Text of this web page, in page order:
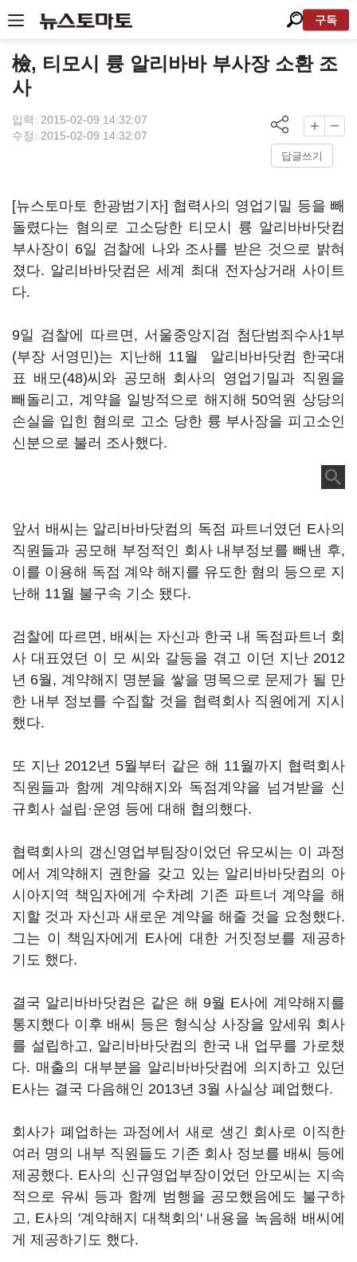
구독
檢, 티모시 륭 알리바바 부사장 소환 조
사
입력: 2015-02-09 14:32:07
수정: 2015-02-09 14:32:07
답글쓰기
[뉴스토마토 한광범기자] 협력사의 영업기밀 등을 빼
돌렸다는 혐의로 고소당한 티모시 륭 알리바바닷컴
부사장이 6일 검찰에 나와 조사를 받은 것으로 밝혀
졌다. 알리바바닷컴은 세계 최대 전자상거래 사이트
다.
9일 검찰에 따르면, 서울중앙지검 첨단범죄수사1부
(부장 서영민)는 지난해 11월 알리바바닷컴 한국대
표 배모(48)씨와 공모해 회사의 영업기밀과 직원을
빼돌리고, 계약을 일방적으로 해지해 50억원 상당의
손실을 입힌 혐의로 고소 당한 륭 부사장을 피고소인
신분으로 불러 조사했다.
앞서 배씨는 알리바바닷컴의 독점 파트너였던 E사의
직원들과 공모해 부정적인 회사 내부정보를 빼낸 후,
이를 이용해 독점 계약 해지를 유도한 혐의 등으로 지
난해 11월 불구속 기소 됐다.
검찰에 따르면, 배씨는 자신과 한국 내 독점파트너 회
사 대표였던 이 모 씨와 갈등을 겪고 이던 지난 2012
년 6월, 계약해지 명분을 쌓을 명목으로 문제가 될 만
한 내부 정보를 수집할 것을 협력회사 직원에게 지시
했다.
또 지난 2012년 5월부터 같은 해 11월까지 협력회사
직원들과 함께 계약해지와 독점계약을 넘겨받을 신
규회사 설립·운영 등에 대해 협의했다.
협력회사의 갱신영업부팀장이었던 유모씨는 이 과정
에서 계약해지 권한을 갖고 있는 알리바바닷컴의 아
시아지역 책임자에게 수차례 기존 파트너 계약을 해
지할 것과 자신과 새로운 계약을 해줄 것을 요청했다.
그는 이 책임자에게 E사에 대한 거짓정보를 제공하
기도 했다.
결국 알리바바닷컴은 같은 해 9월 E사에 계약해지를
통지했다 이후 배씨 등은 형식상 사장을 앞세워 회사
를 설립하고, 알리바바닷컴의 한국 내 업무를 가로챘
다. 매출의 대부분을 알리바바닷컴에 의지하고 있던
E사는 결국 다음해인 2013년 3월 사실상 폐업했다.
회사가 폐업하는 과정에서 새로 생긴 회사로 이직한
여러 명의 내부 직원들도 기존 회사 정보를 배씨 등에
제공했다. E사의 신규영업부장이었던 안모씨는 지속
적으로 유씨 등과 함께 범행을 공모했음에도 불구하
고, E사의 '계약해지 대책회의' 내용을 녹음해 배씨에
게 제공하기도 했다.